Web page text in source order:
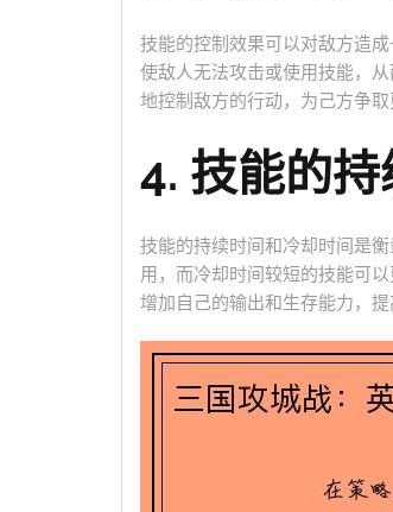
技能的控制效果可以对敌方造
使敌人无法攻击或使用技能，
地控制敌方的行动，为己方争取
4. 技能的
技能的持续时间和冷却时间是
用，而冷却时间较短的技能可
增加自己的输出和生存能力，提